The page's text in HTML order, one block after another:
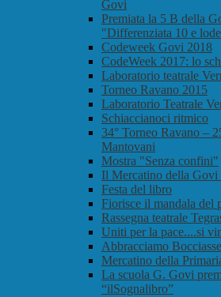
Govi
Premiata la 5 B della
"Differenziata 10 e
Codeweek Govi 2018
CodeWeek 2017: lo
Laboratorio teatrale
Torneo Ravano 2015
Laboratorio Teatrale
Schiaccianoci ritmico
34° Torneo Ravano –
Mantovani
Mostra "Senza confini"
Il Mercatino della Govi
Festa del libro
Fiorisce il mandala del
Rassegna teatrale
Uniti per la pace....si
Abbracciamo Bocciasse
Mercatino della
La scuola G. Govi
“ilSognalibro”